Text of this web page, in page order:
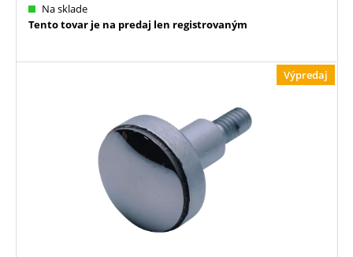
Na sklade
Tento tovar je na predaj len registrovaným
Výpredaj